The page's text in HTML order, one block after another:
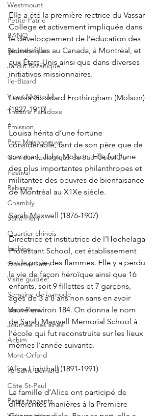
Westmount
Petite-Patrie
BANQ
Bibliothèque
Jardin Botanique
Île-Bizard
Vieux Montréal
Théâtre Paradoxe
Émission
Parc Maisonneuve
Corridor écologique du Sud-OuestOu
Festival
Rabasca
Chambly
Saint-Henri
Quartier chinois
Lachine
Quartier Latin
Visite guidée
Semaine de la mode
Mont-Royal
Journée des ainés
Achim
Mont-Orford
Île Saint-Bernard
Côte St-Paul
Petits tannants
Elle a été la première rectrice du Vassar
College et activement impliquée dans
le développement de l’éducation des
jeunes filles au Canada, à Montréal, et
aux États-Unis ainsi que dans diverses
initiatives missionnaires.
Louisa Goddard Frothingham (Molson)
(1827-1910)
Louisa hérita d’une fortune
considérable, tant de son père que de
son mari, John Molson. Elle fut l’une
des plus importantes philanthropes et
militantes des oeuvres de bienfaisance
de Montréal au X1Xe siècle.
Sarah Maxwell (1876-1907)
Directrice et institutrice de l’Hochelaga
Protestant School, cet établissement
est la proie des flammes. Elle y a perdu
la vie de façon héroïque ainsi que 16
enfants, soit 9 fillettes et 7 garçons,
âgés de 3 à 8 ans non sans en avoir
sauvé environ 184. On donna le nom
de Sarah Maxwell Memorial School à
l’école qui fut reconstruite sur les lieux
mêmes l’année suivante.
Alice Lighthall (1891-1991)
La famille d’Alice ont participé de
différentes manières à la Première